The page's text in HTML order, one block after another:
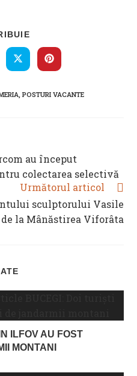
THIS
CONTENT
Opens
in
window
Opens
in
window
, POSTURI VACANTE
au început
colectarea selectivă
Următorul articol
sculptorului Vasile
la Mânăstirea Viforâta
ILFOV AU FOST
MONTANI